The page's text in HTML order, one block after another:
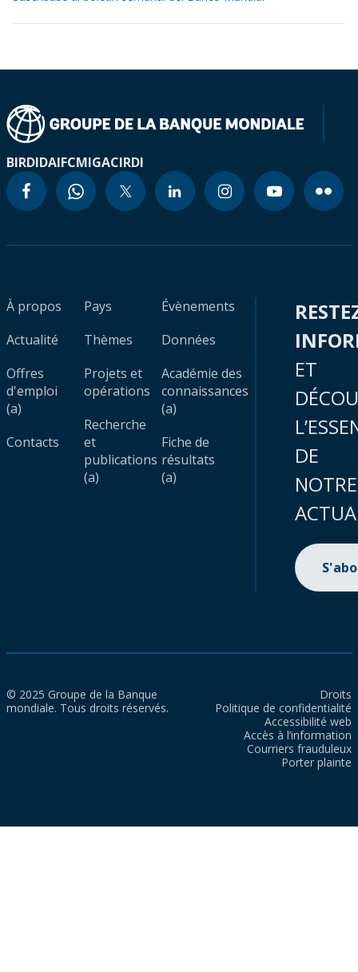
BIRDIDAIFCMIGACIRDI
À propos
Actualité
Offres
d'emploi
(a)
Contacts
Pays
Thèmes
Projets et
opérations
Recherche
et
publications
(a)
Évènements
Données
Académie des
connaissances
(a)
Fiche de
résultats
(a)
ET
DE
NOTRE
© 2025 Groupe de la Banque
mondiale. Tous droits réservés.
Droits
Politique de confidentialité
Accessibilité web
Accès à l’information
Courriers frauduleux
Porter plainte